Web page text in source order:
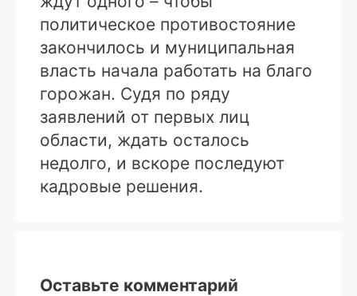
политическое противостояние
закончилось и муниципальная
власть начала работать на благо
горожан. Судя по ряду
заявлений от первых лиц
области, ждать осталось
недолго, и вскоре последуют
кадровые решения.
Оставьте комментарий